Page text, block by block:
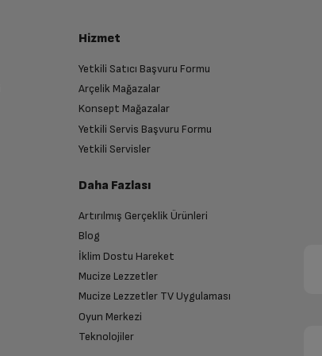
Hizmet
Yetkili Satıcı Başvuru Formu
Arçelik Mağazalar
Konsept Mağazalar
Yetkili Servis Başvuru Formu
Yetkili Servisler
Daha Fazlası
Artırılmış Gerçeklik Ürünleri
Blog
İklim Dostu Hareket
Mucize Lezzetler
Mucize Lezzetler TV Uygulaması
Oyun Merkezi
Teknolojiler